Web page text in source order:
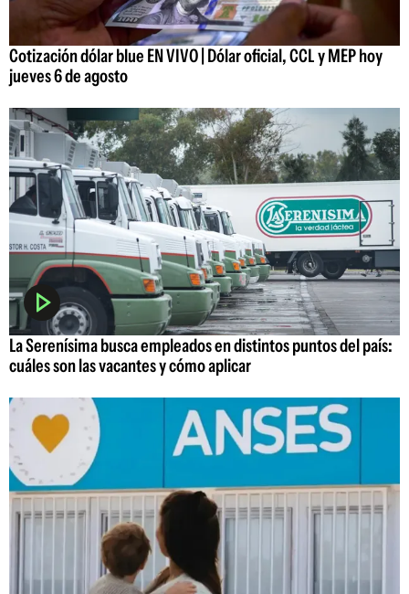
Cotización dólar blue EN VIVO | Dólar oficial, CCL y MEP hoy
jueves 6 de agosto
La Serenísima busca empleados en distintos puntos del país:
cuáles son las vacantes y cómo aplicar